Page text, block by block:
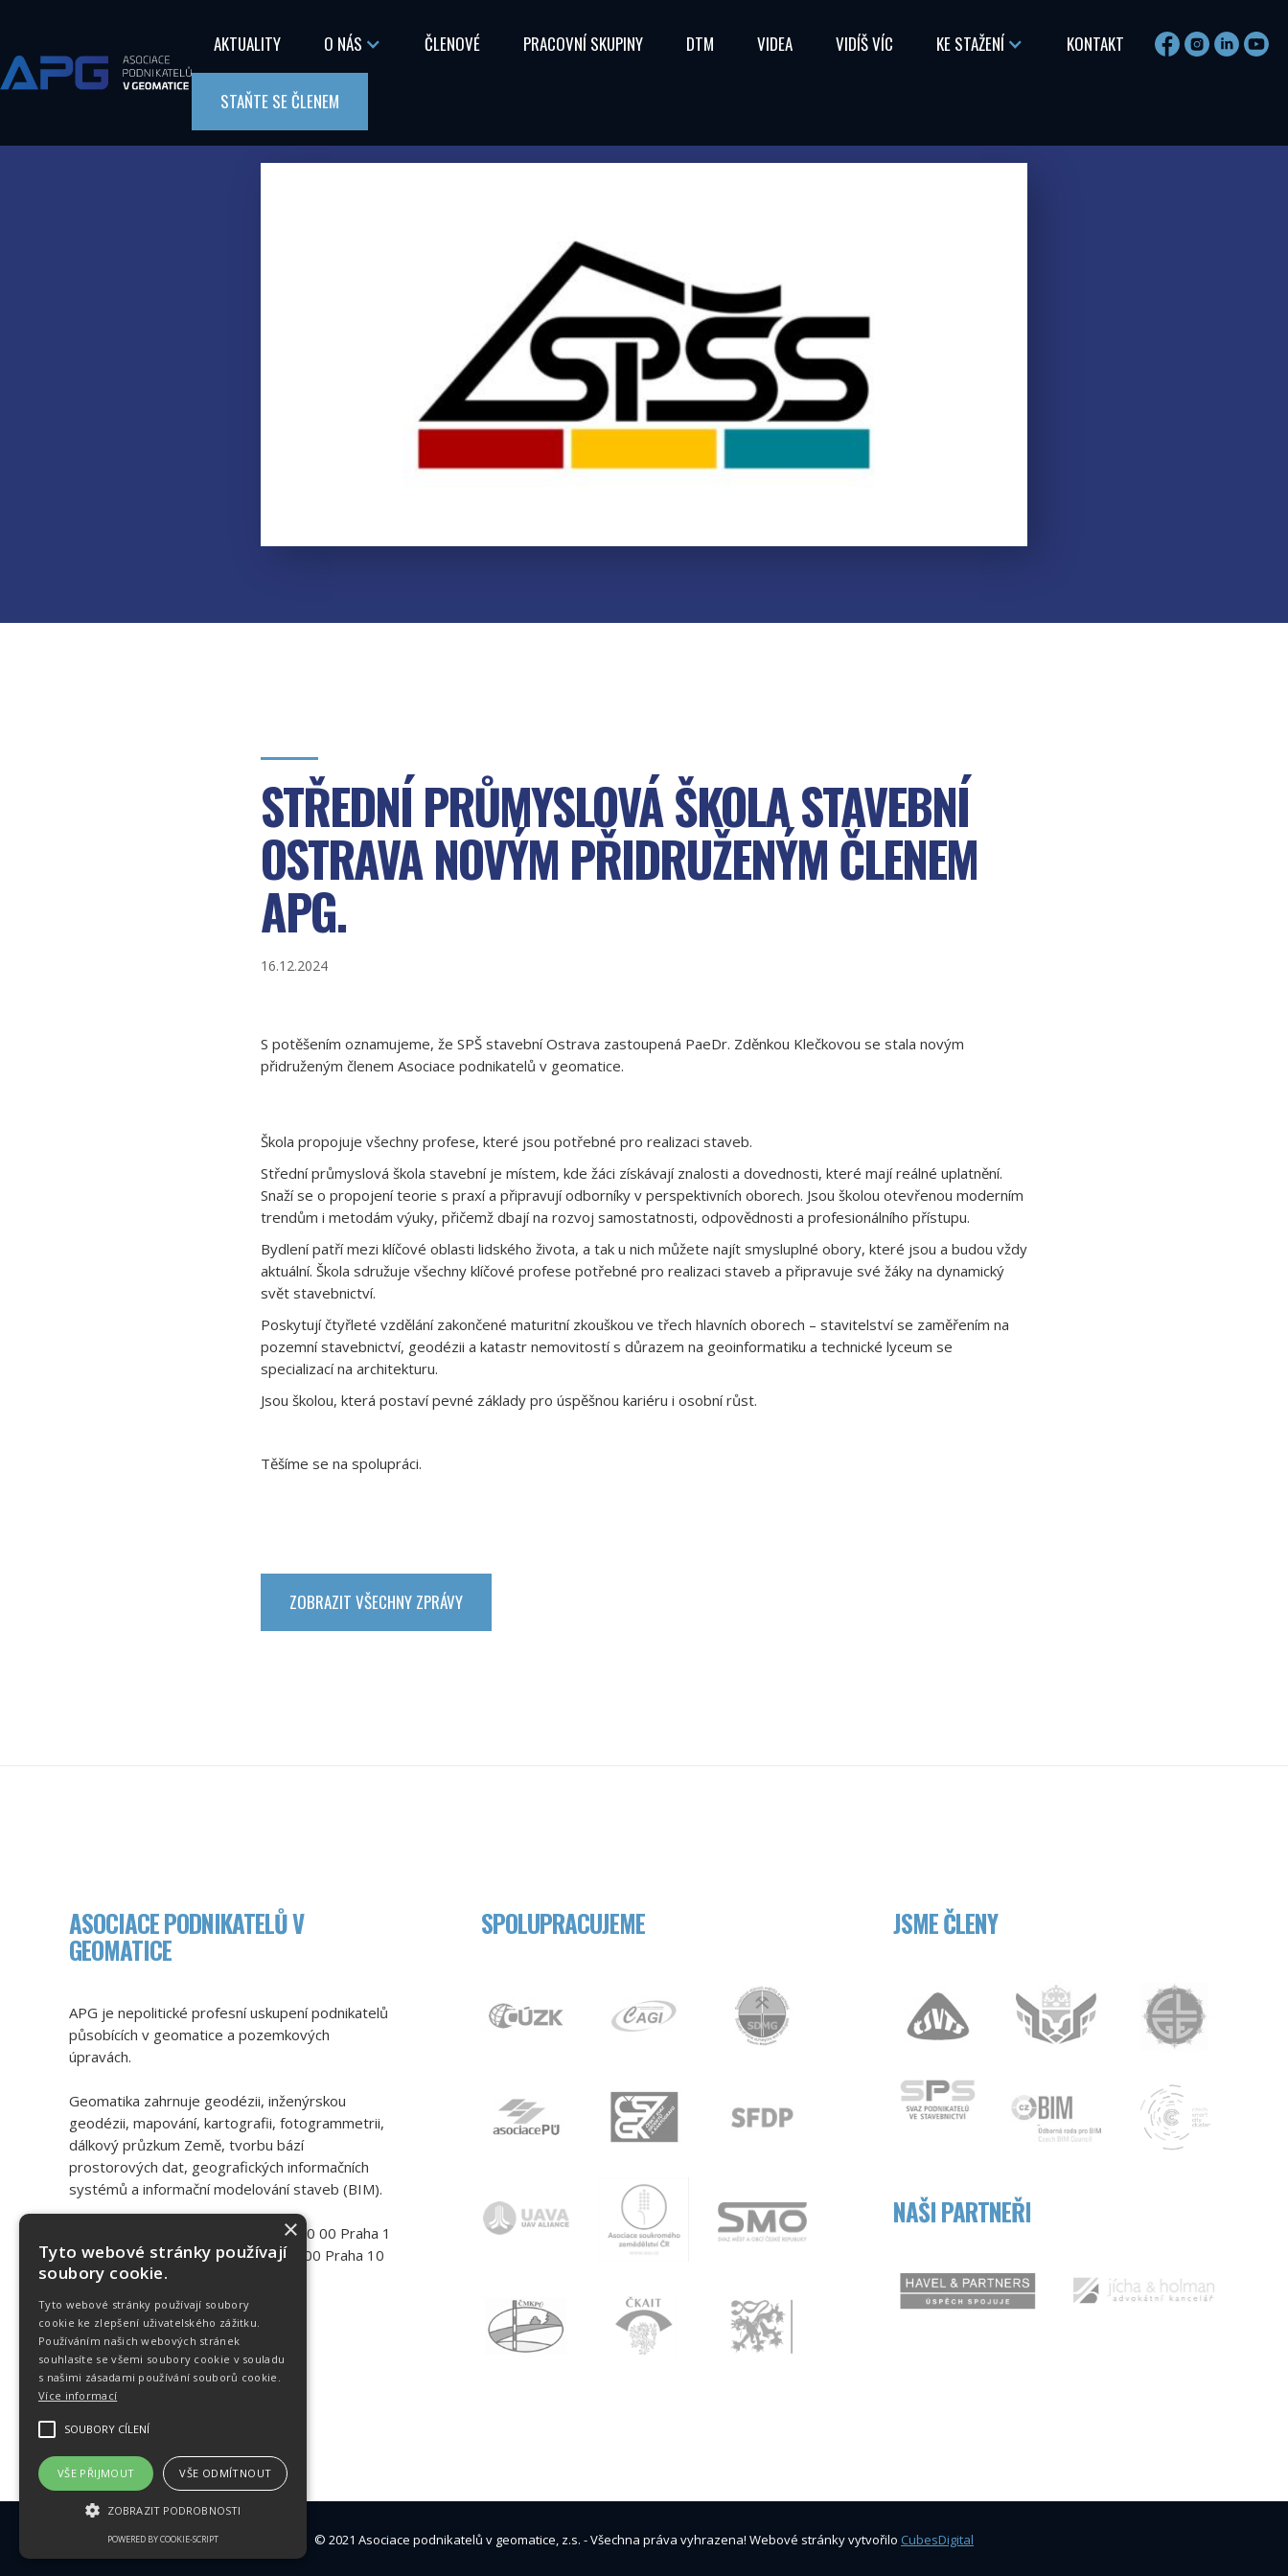
AKTUALITY O NÁS ČLENOVÉ PRACOVNÍ SKUPINY DTM VIDEA VIDÍŠ VÍC KE STAŽENÍ KONTAKT
STAŇTE SE ČLENEM
STŘEDNÍ PRŮMYSLOVÁ ŠKOLA STAVEBNÍ
OSTRAVA NOVÝM PŘIDRUŽENÝM ČLENEM
APG.
16.12.2024
S potěšením oznamujeme, že SPŠ stavební Ostrava zastoupená PaeDr. Zděnkou Klečkovou se stala novým
přidruženým členem Asociace podnikatelů v geomatice.
Škola propojuje všechny profese, které jsou potřebné pro realizaci staveb.
Střední průmyslová škola stavební je místem, kde žáci získávají znalosti a dovednosti, které mají reálné uplatnění.
Snaží se o propojení teorie s praxí a připravují odborníky v perspektivních oborech. Jsou školou otevřenou moderním
trendům i metodám výuky, přičemž dbají na rozvoj samostatnosti, odpovědnosti a profesionálního přístupu.
Bydlení patří mezi klíčové oblasti lidského života, a tak u nich můžete najít smysluplné obory, které jsou a budou vždy
aktuální. Škola sdružuje všechny klíčové profese potřebné pro realizaci staveb a připravuje své žáky na dynamický
svět stavebnictví.
Poskytují čtyřleté vzdělání zakončené maturitní zkouškou ve třech hlavních oborech – stavitelství se zaměřením na
pozemní stavebnictví, geodézii a katastr nemovitostí s důrazem na geoinformatiku a technické lyceum se
specializací na architekturu.
Jsou školou, která postaví pevné základy pro úspěšnou kariéru i osobní růst.
Těšíme se na spolupráci.
ZOBRAZIT VŠECHNY ZPRÁVY
ASOCIACE PODNIKATELŮ V
GEOMATICE
APG je nepolitické profesní uskupení podnikatelů
působících v geomatice a pozemkových
úpravách.
Geomatika zahrnuje geodézii, inženýrskou
geodézii, mapování, kartografii, fotogrammetrii,
dálkový průzkum Země, tvorbu bází
prostorových dat, geografických informačních
systémů a informační modelování staveb (BIM).
Novotného lávka 200/5, 110 00 Praha 1
Kancelář:Bohdalecká 1460/8, 101 00 Praha 10
Kontakt: +420 603 240 535
E-mail:info@apgeo.cz
SPOLUPRACUJEME JSME ČLENY
NAŠI PARTNEŘI
© 2021 Asociace podnikatelů v geomatice, z.s. - Všechna práva vyhrazena! Webové stránky vytvořilo CubesDigital
×
Tyto webové stránky používají
soubory cookie.
Tyto webové stránky používají soubory
cookie ke zlepšení uživatelského zážitku.
Používáním našich webových stránek
souhlasíte se všemi soubory cookie v souladu
s našimi zásadami používání souborů cookie.
Více informací
SOUBORY CÍLENÍ
VŠE PŘIJMOUT VŠE ODMÍTNOUT
ZOBRAZIT PODROBNOSTI
POWERED BY COOKIE-SCRIPT